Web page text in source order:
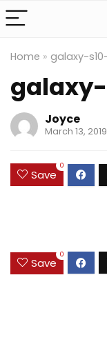
Home » galaxy-
Joyce
March 13, 2019
Save
0
Save
0